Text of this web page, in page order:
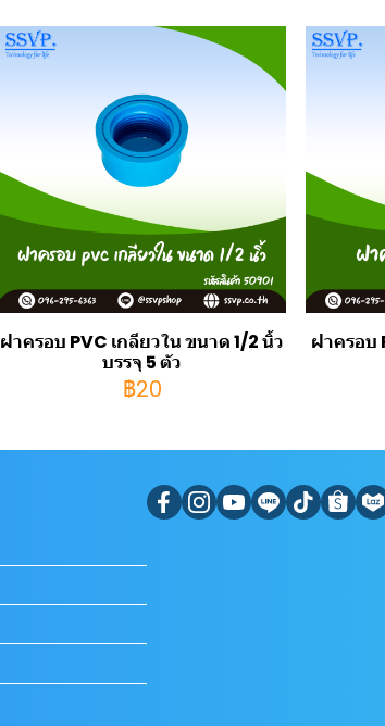
ฝาครอบ PVC เกลียวใน ขนาด 1/2 นิ้ว
บรรจุ 5 ตัว
฿20
ฝาครอบ